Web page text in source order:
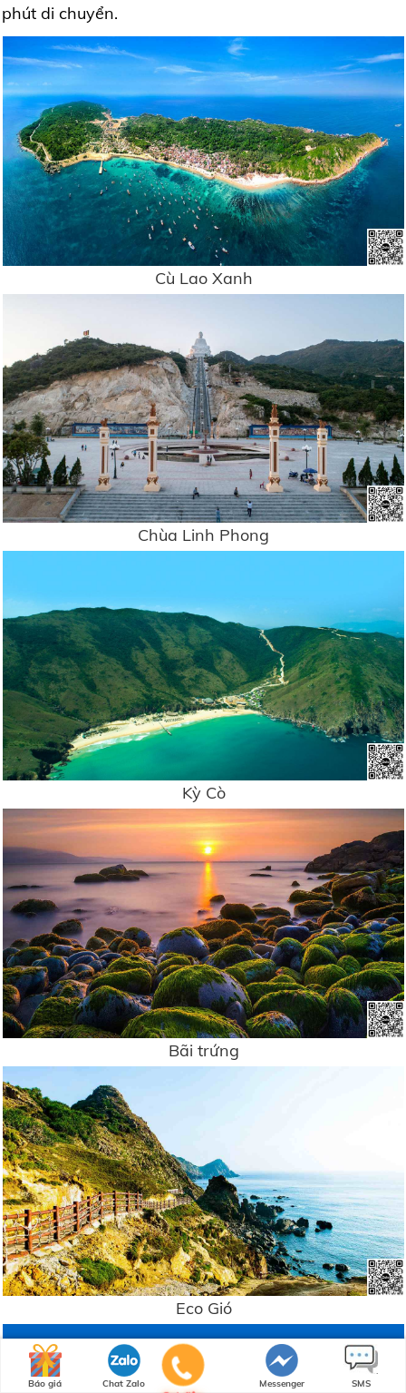
phút di chuyển.
Cù Lao Xanh
Chùa Linh Phong
Kỳ Cò
Bãi trứng
Eco Gió
Báo giá Chat Zalo Messenger SMS